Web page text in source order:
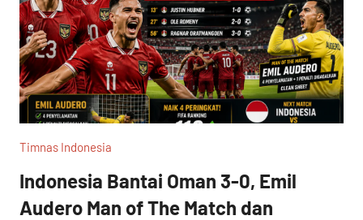
Timnas Indonesia
Indonesia Bantai Oman 3-0, Emil
Audero Man of The Match dan